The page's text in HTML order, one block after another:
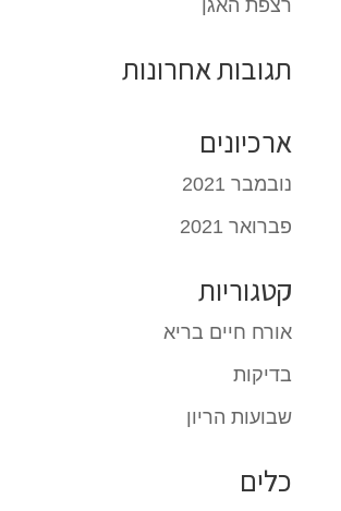
רצפת האגן
תגובות אחרונות
ארכיונים
נובמבר 2021
פברואר 2021
קטגוריות
אורח חיים בריא
בדיקות
שבועות הריון
כלים